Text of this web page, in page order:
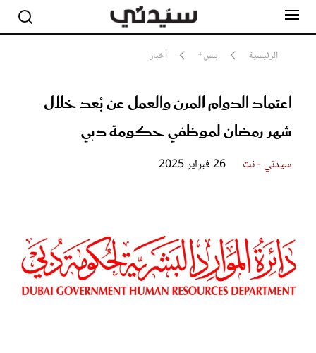
الرئيسية بلس+ أخبار
اعتماد الدوام المرن والعمل عن بُعد خلال
شهر رمضان لموظفي حكومة دبي
سيدتي - نت 26 فبراير 2025
مشاهير
جمال
سيدتي وطفلك
مطبخ سيدتي
مقالات الرأي
ستايل